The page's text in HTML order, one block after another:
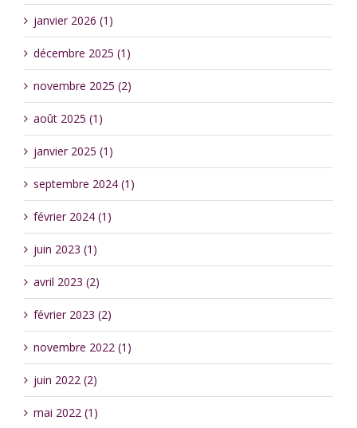
janvier 2026 (1)
décembre 2025 (1)
novembre 2025 (2)
août 2025 (1)
janvier 2025 (1)
septembre 2024 (1)
février 2024 (1)
juin 2023 (1)
avril 2023 (2)
février 2023 (2)
novembre 2022 (1)
juin 2022 (2)
mai 2022 (1)